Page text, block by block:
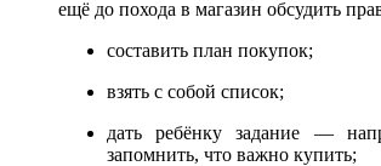
ещё до похода в магазин обсудить
составить план покупок;
взять с собой список;
дать ребёнку задание —
запомнить, что важно купить;